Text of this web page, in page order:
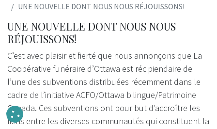
UNE NOUVELLE DONT NOUS NOUS RÉJOUISSONS!
UNE NOUVELLE DONT NOUS NOUS
RÉJOUISSONS!
C’est avec plaisir et fierté que nous annonçons que La
Coopérative funéraire d’Ottawa est récipiendaire de
l’une des subventions distribuées récemment dans le
cadre de l’initiative ACFO/Ottawa bilingue/Patrimoine
Canada. Ces subventions ont pour but d’accroître les
liens entre les diverses communautés qui constituent la